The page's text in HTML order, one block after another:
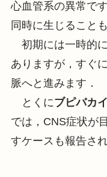
心血管系の異常で
同時に生じること
初期には一時的
ありますが，すぐ
脈へと進みます．
とくにブピバカ
では，CNS症状が
すケースも報告さ